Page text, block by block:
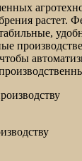
растет.